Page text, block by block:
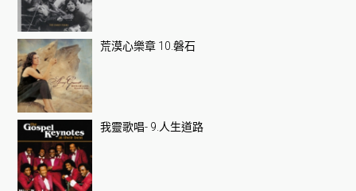
荒漠心樂章 10.磐石
我靈歌唱- 9.人生道路